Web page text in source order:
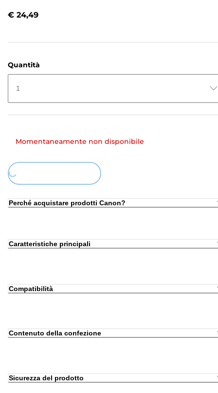
€ 24,49
Quantità
1
Momentaneamente non disponibile
Loading...
Perché acquistare prodotti Canon?
Caratteristiche principali
Compatibilità
Contenuto della confezione
Sicurezza del prodotto